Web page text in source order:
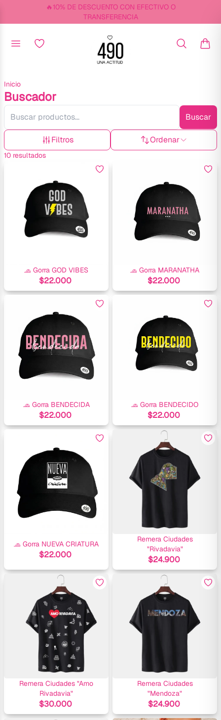
🔥10% DE DESCUENTO CON EFECTIVO O
TRANSFERENCIA
Inicio
Buscador
Buscar
Filtros Ordenar
10 resultados
🧢 Gorra GOD VIBES
$22.000
🧢 Gorra MARANATHA
$22.000
🧢 Gorra BENDECIDA
$22.000
🧢 Gorra BENDECIDO
$22.000
🧢 Gorra NUEVA CRIATURA
$22.000
Remera Ciudades
"Rivadavia"
$24.900
Remera Ciudades "Amo
Rivadavia"
$30.000
Remera Ciudades
"Mendoza"
$24.900